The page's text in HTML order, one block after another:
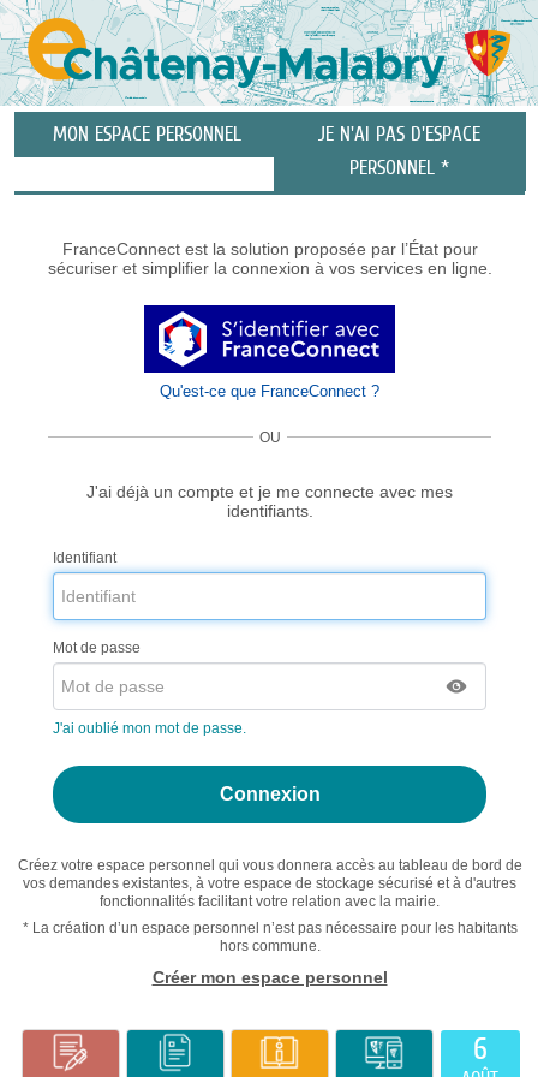
avertissements
MON ESPACE PERSONNEL
JE N'AI PAS D'ESPACE
PERSONNEL *
FranceConnect est la solution proposée par l’État pour
sécuriser et simplifier la connexion à vos services en ligne.
Qu'est-ce que FranceConnect ?
OU
J'ai déjà un compte et je me connecte avec mes
identifiants.
Identifiant
Mot de passe
J'ai oublié mon mot de passe.
Créez votre espace personnel qui vous donnera accès au tableau de bord de
vos demandes existantes, à votre espace de stockage sécurisé et à d'autres
fonctionnalités facilitant votre relation avec la mairie.
* La création d’un espace personnel n’est pas nécessaire pour les habitants
hors commune.
Créer mon espace personnel
6